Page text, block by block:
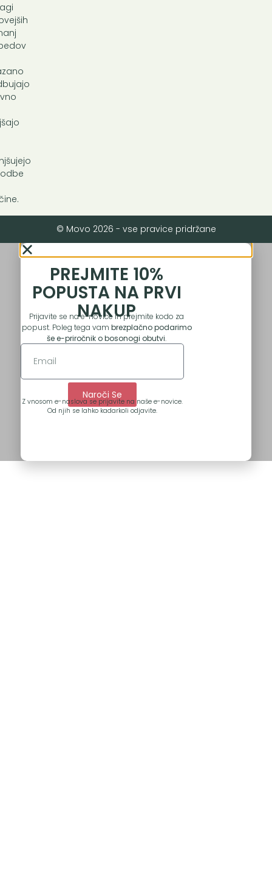
© Movo 2026 - vse pravice pridržane
PREJMITE 10%
POPUSTA NA PRVI
NAKUP
Prijavite se na e-novice in prejmite kodo za
popust. Poleg tega vam brezplačno podarimo
še e-priročnik o bosonogi obutvi.
Naroči Se
Z vnosom e-naslova se prijavite na naše e-novice.
Od njih se lahko kadarkoli odjavite.